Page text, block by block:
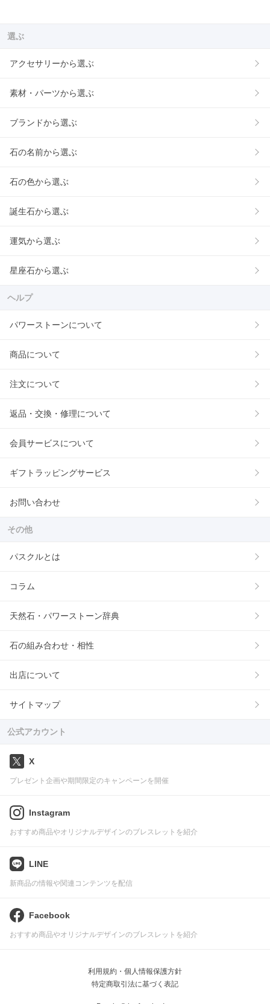
選ぶ
アクセサリーから選ぶ
素材・パーツから選ぶ
ブランドから選ぶ
石の名前から選ぶ
石の色から選ぶ
誕生石から選ぶ
運気から選ぶ
星座石から選ぶ
ヘルプ
パワーストーンについて
商品について
注文について
返品・交換・修理について
会員サービスについて
ギフトラッピングサービス
お問い合わせ
その他
パスクルとは
コラム
天然石・パワーストーン辞典
石の組み合わせ・相性
出店について
サイトマップ
公式アカウント
X
プレゼント企画や期間限定のキャンペーンを開催
Instagram
おすすめ商品やオリジナルデザインのブレスレットを紹介
LINE
新商品の情報や関連コンテンツを配信
Facebook
おすすめ商品やオリジナルデザインのブレスレットを紹介
利用規約・個人情報保護方針
特定商取引法に基づく表記